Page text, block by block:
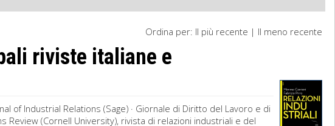
Ordina per: Il più recente | Il meno recente
riviste italiane e
of Industrial Relations (Sage) · Giornale di Diritto del Lavoro e di
Review (Cornell University), rivista di relazioni industriali e del